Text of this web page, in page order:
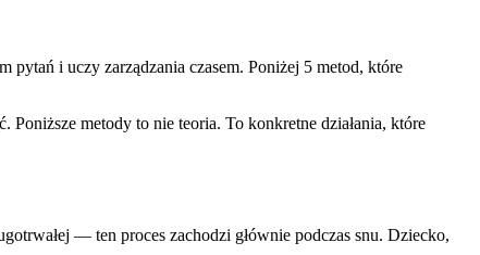
i uczy zarządzania czasem. Poniżej 5 metod, które
metody to nie teoria. To konkretne działania, które
— ten proces zachodzi głównie podczas snu. Dziecko,